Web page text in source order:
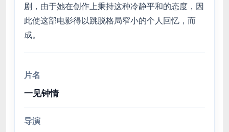
剧，由于她在创作上秉持这种冷静平和的态度，因
此使这部电影得以跳脱格局窄小的个人回忆，而
成。
片名
一见钟情
导演